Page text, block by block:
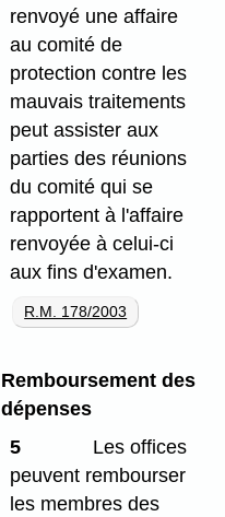
renvoyé une affaire
au comité de
protection contre les
mauvais traitements
peut assister aux
parties des réunions
du comité qui se
rapportent à l'affaire
renvoyée à celui-ci
aux fins d'examen.
R.M. 178/2003
Remboursement des
dépenses
5
Les offices
peuvent rembourser
les membres des